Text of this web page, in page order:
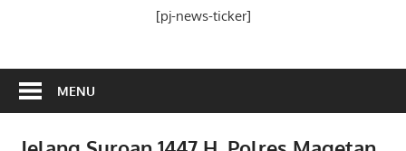
[pj-news-ticker]
MENU